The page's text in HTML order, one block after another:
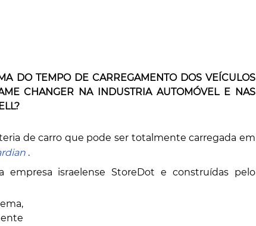
DO TEMPO DE CARREGAMENTO DOS VEÍCULOS
CHANGER NA INDUSTRIA AUTOMÓVEL E NAS
de carro que pode ser totalmente carregada em
.
empresa israelense StoreDot e construídas pelo